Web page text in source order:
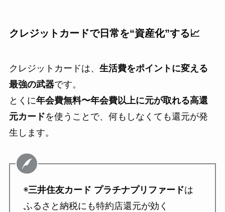
クレジットカードで日常を“資産化”する📈
クレジットカードは、 生活費をポイントに変える
最強の武器です。
とくに年会費無料〜年会費以上に元が取れる高還
元カードを使うことで、何もしなくても還元が発
生します。
◉三井住友カード プラチナプリファードは
ふるさと納税にも特約店還元が効く